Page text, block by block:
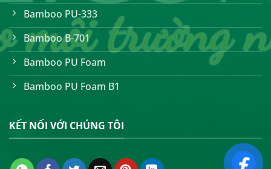
Bamboo PU-333
Bamboo B-701
Bamboo PU Foam
Bamboo PU Foam B1
KẾT NỐI VỚI CHÚNG TÔI